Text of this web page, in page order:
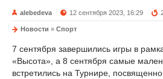
alebedeva 12 сентября 2023, 16:29
Новости » Спорт
7 сентября завершились игры в
«Высота», а 8 сентября самые
встретились на Турнире,